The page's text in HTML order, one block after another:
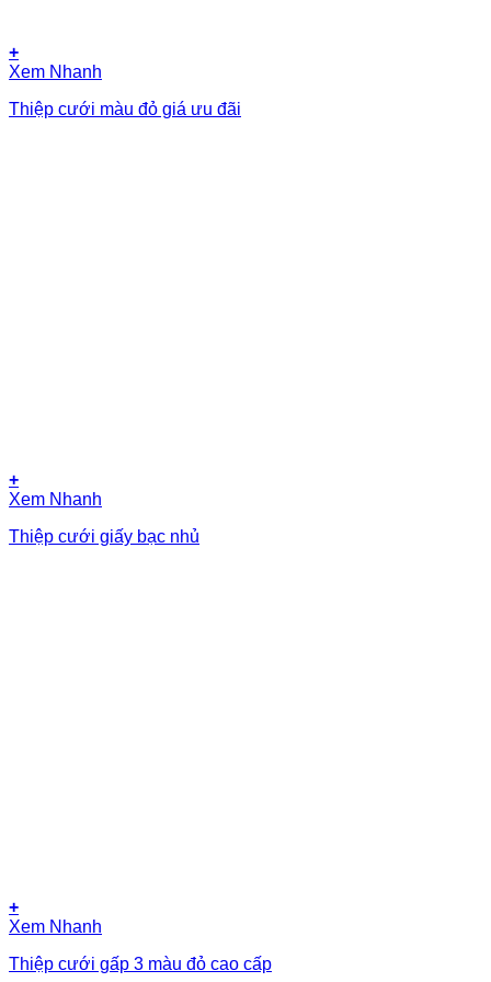
+
Xem Nhanh
Thiệp cưới màu đỏ giá ưu đãi
+
Xem Nhanh
Thiệp cưới giấy bạc nhủ
+
Xem Nhanh
Thiệp cưới gấp 3 màu đỏ cao cấp